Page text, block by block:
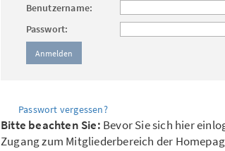
Benutzername:
Passwort:
Passwort vergessen?
Bitte beachten Sie: Bevor Sie sich hier
Zugang zum Mitgliederbereich der